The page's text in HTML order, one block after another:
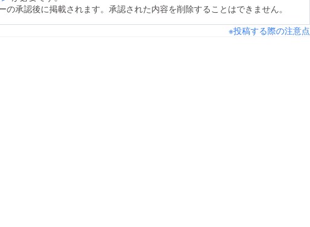
の承認後に掲載されます。承認された内容を削除することはできません。
※投稿する際の注意点